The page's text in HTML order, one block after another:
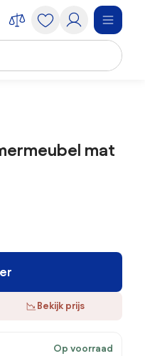
mat
Bekijk prijs
Op voorraad